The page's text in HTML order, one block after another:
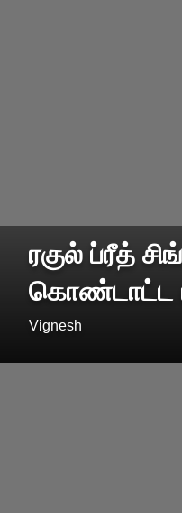
ரகுல் ப்ரீத்
கொண்டாட்ட
Vignesh